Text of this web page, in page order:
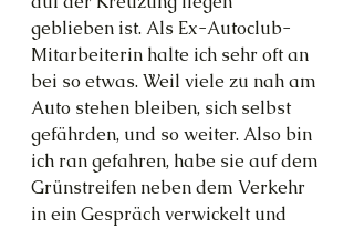
geblieben ist. Als Ex-Autoclub-
Mitarbeiterin halte ich sehr oft an
bei so etwas. Weil viele zu nah am
Auto stehen bleiben, sich selbst
gefährden, und so weiter. Also bin
ich ran gefahren, habe sie auf dem
Grünstreifen neben dem Verkehr
in ein Gespräch verwickelt und